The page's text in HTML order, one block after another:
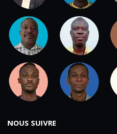
NOUS SUIVRE